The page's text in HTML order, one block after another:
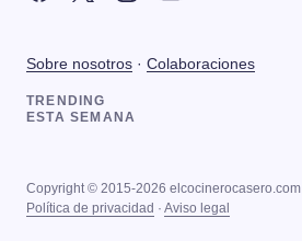
Sobre nosotros · Colaboraciones
TRENDING
ESTA SEMANA
Copyright © 2015-2026 elcocinerocasero.com
Política de privacidad · Aviso legal